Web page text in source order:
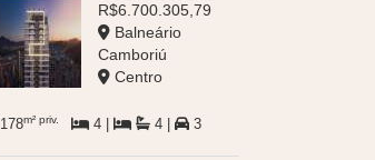
R$6.700.305,79
Balneário
Camboriú
Centro
| 178m² priv. 4 | 4 | 3